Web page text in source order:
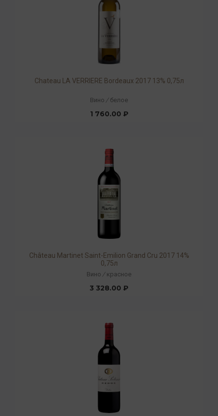
Chateau LA VERRIERE Bordeaux 2017 13% 0,75л
Вино / белое
1 760.00 ₽
Château Martinet Saint-Emilion Grand Cru 2017 14%
0,75л
Вино / красное
3 328.00 ₽